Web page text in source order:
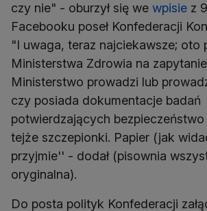
czy nie" - oburzył się we wpisie z
Facebooku poseł Konfederacji
"I uwaga, teraz najciekawsze; oto
Ministerstwa Zdrowia na
Ministerstwo prowadzi lub
czy posiada dokumentacje badań
potwierdzających
tejże szczepionki. Papier (jak
przyjmie'' - dodał (pisownia
oryginalna).
Do posta polityk Konfederacji